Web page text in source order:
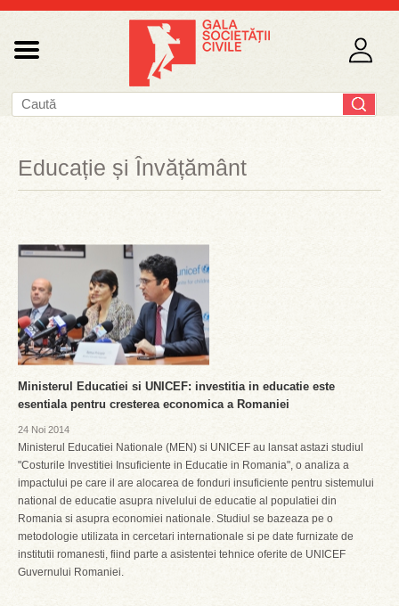
Educație și Învățământ
Ministerul Educatiei si UNICEF: investitia in educatie este
esentiala pentru cresterea economica a Romaniei
24 Noi 2014
Ministerul Educatiei Nationale (MEN) si UNICEF au lansat astazi studiul
"Costurile Investitiei Insuficiente in Educatie in Romania", o analiza a
impactului pe care il are alocarea de fonduri insuficiente pentru sistemului
national de educatie asupra nivelului de educatie al populatiei din
Romania si asupra economiei nationale. Studiul se bazeaza pe o
metodologie utilizata in cercetari internationale si pe date furnizate de
institutii romanesti, fiind parte a asistentei tehnice oferite de UNICEF
Guvernului Romaniei.